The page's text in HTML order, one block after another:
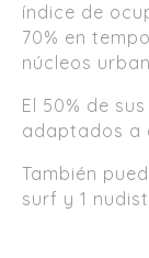
índice de
70% en
núcleos
El 50% de
adaptados a
También
surf y 1